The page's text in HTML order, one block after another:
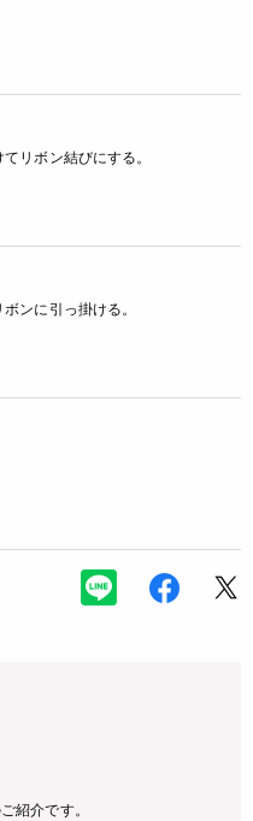
リボン結びにする。
ンに引っ掛ける。
紹介です。